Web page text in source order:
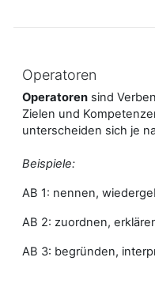
Operatoren
Operatorensind
Zielen und
unterscheiden sich je
Beispiele:
AB 1: nennen,
AB 2: zuordnen,
AB 3: begründen,